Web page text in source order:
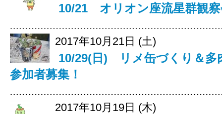
10/21 オリオン座流星群観
2017年10月21日 (土)
10/29(日) リメ缶づくり＆
参加者募集！
2017年10月19日 (木)